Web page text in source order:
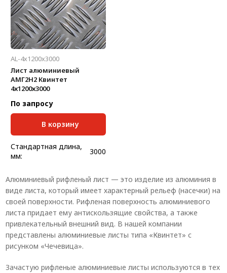
Толщина, мм:
3
Марка:
АМГ2Н2
AL-4х1200х3000
Лист алюминиевый
АМГ2Н2 Квинтет
4х1200х3000
По запросу
В корзину
Стандартная длина,
мм:
3000
Масса, кг/шт:
38,736
Ширина, мм:
1200
Толщина, мм:
4
Марка:
АМГ2Н2
Алюминиевый рифленый лист — это изделие из алюминия в
виде листа, который имеет характерный рельеф (насечки) на
своей поверхности. Рифленая поверхность алюминиевого
листа придает ему антискользящие свойства, а также
привлекательный внешний вид. В нашей компании
представлены алюминиевые листы типа «Квинтет» с
рисунком «Чечевица».
Зачастую рифленые алюминиевые листы используются в тех